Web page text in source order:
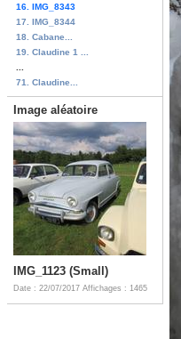
16. IMG_8343
17. IMG_8344
18. Cabane...
19. Claudine 1 ...
71. Claudine...
Image aléatoire
IMG_1123 (Small)
Date : 22/07/2017 Affichages : 1465